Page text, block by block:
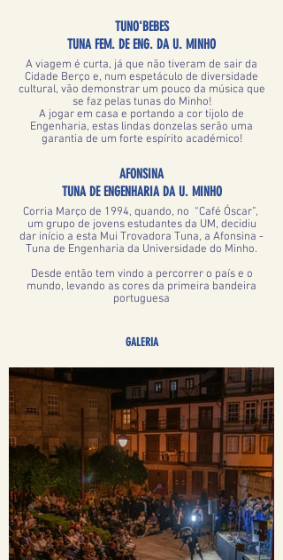
TUNO'BEBES
TUNA FEM. DE ENG. DA U. MINHO
A viagem é curta, já que não tiveram de sair da
Cidade Berço e, num espetáculo de diversidade
cultural, vão demonstrar um pouco da música que
se faz pelas tunas do Minho!
A jogar em casa e portando a cor tijolo de
Engenharia, estas lindas donzelas serão uma
garantia de um forte espírito académico!
AFONSINA
TUNA DE ENGENHARIA DA U. MINHO
Corria Março de 1994, quando, no “Café Óscar”,
um grupo de jovens estudantes da UM, decidiu
dar início a esta Mui Trovadora Tuna, a Afonsina -
Tuna de Engenharia da Universidade do Minho.
Desde então tem vindo a percorrer o país e o
mundo, levando as cores da primeira bandeira
portuguesa
GALERIA